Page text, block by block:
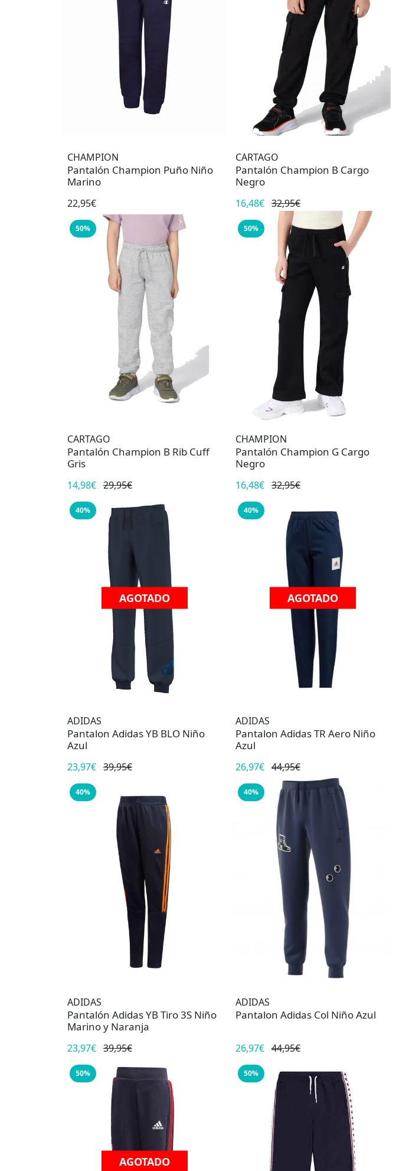
CHAMPION
Pantalón Champion Puño Niño
Marino
22,95€
CARTAGO
Pantalón Champion B Cargo
Negro
16,48€ 32,95€
50%
CARTAGO
Pantalón Champion B Rib Cuff
Gris
14,98€ 29,95€
50%
CHAMPION
Pantalón Champion G Cargo
Negro
16,48€ 32,95€
40%
AGOTADO
ADIDAS
Pantalon Adidas YB BLO Niño
Azul
23,97€ 39,95€
40%
AGOTADO
ADIDAS
Pantalon Adidas TR Aero Niño
Azul
26,97€ 44,95€
40%
ADIDAS
Pantalón Adidas YB Tiro 3S Niño
Marino y Naranja
23,97€ 39,95€
40%
ADIDAS
Pantalon Adidas Col Niño Azul
26,97€ 44,95€
50%
AGOTADO
50%